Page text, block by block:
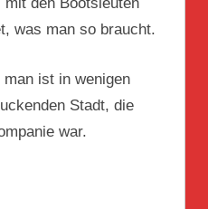
was man so braucht.
ist in wenigen
Stadt, die
war.